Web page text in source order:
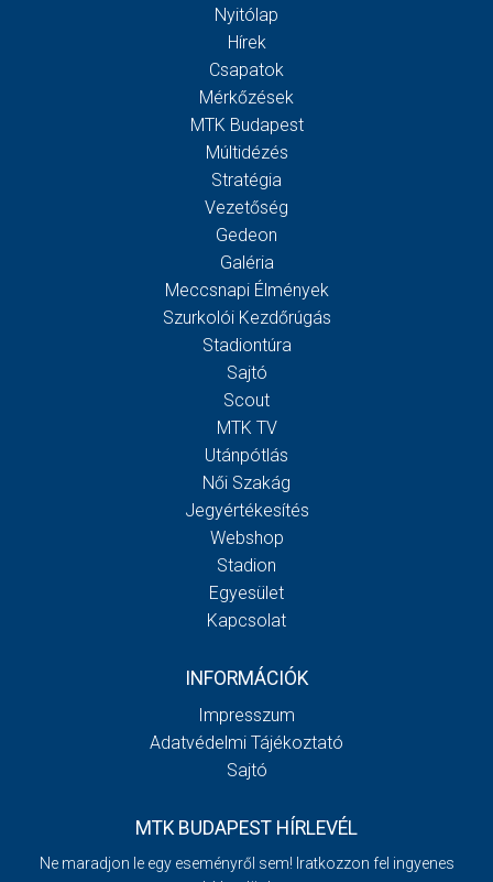
Nyitólap
Hírek
Csapatok
Mérkőzések
MTK Budapest
Múltidézés
Stratégia
Vezetőség
Gedeon
Galéria
Meccsnapi Élmények
Szurkolói Kezdőrúgás
Stadiontúra
Sajtó
Scout
MTK TV
Utánpótlás
Női Szakág
Jegyértékesítés
Webshop
Stadion
Egyesület
Kapcsolat
INFORMÁCIÓK
Impresszum
Adatvédelmi Tájékoztató
Sajtó
MTK BUDAPEST HÍRLEVÉL
Ne maradjon le egy eseményről sem! Iratkozzon fel ingyenes